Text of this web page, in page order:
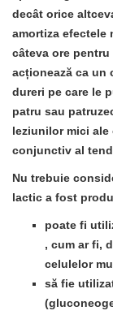
decât orice
amortiza efectele
câteva ore
acționează ca un
dureri pe care le
patru sau
leziunilor mici
conjunctiv al
Nu trebuie
lactic a fost
poate fi
, cum ar fi,
celulelor
să fie